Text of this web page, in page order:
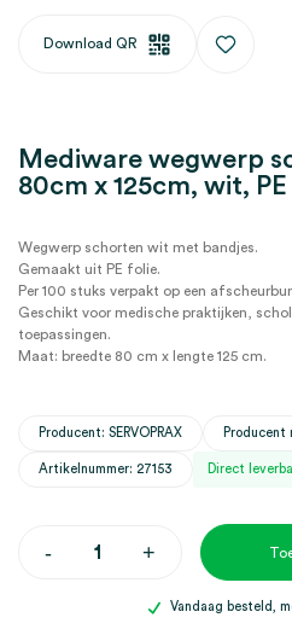
Download QR
Mediware wegwerp
80cm x 125cm, wit, PE
Wegwerp schorten wit met bandjes.
Gemaakt uit PE folie.
Per 100 stuks verpakt op een
Geschikt voor medische praktijken,
toepassingen.
Maat: breedte 80 cm x lengte 125 cm.
Producent: SERVOPRAX Producent
Artikelnummer: 27153 Direct
-Mediware
+
Vandaag besteld,